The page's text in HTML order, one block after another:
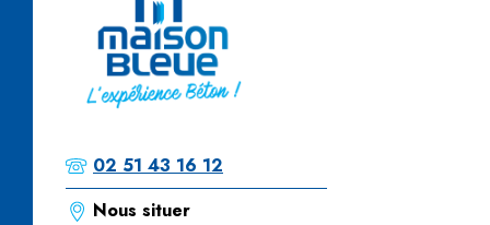
02 51 43 16 12
Nous situer